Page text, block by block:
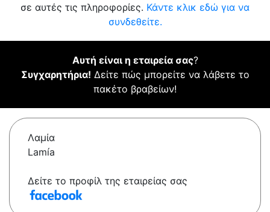
σε αυτές τις πληροφορίες. Κάντε κλικ εδώ για να
συνδεθείτε.
Αυτή είναι η εταιρεία σας?
Συγχαρητήρια! Δείτε πώς μπορείτε να λάβετε το
πακέτο βραβείων!
Λαμία
Lamía
Δείτε το προφίλ της εταιρείας σας